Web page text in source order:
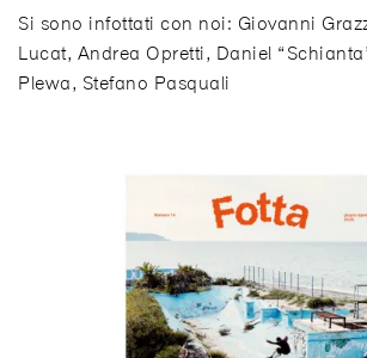
Si sono infottati con noi: Giovanni
Lucat, Andrea Opretti, Daniel
Plewa, Stefano Pasquali